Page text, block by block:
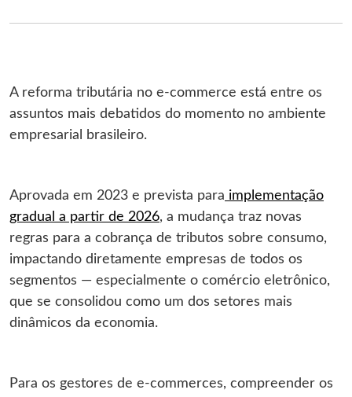
A reforma tributária no e-commerce está entre os
assuntos mais debatidos do momento no ambiente
empresarial brasileiro.
Aprovada em 2023 e prevista para implementação
gradual a partir de 2026, a mudança traz novas
regras para a cobrança de tributos sobre consumo,
impactando diretamente empresas de todos os
segmentos — especialmente o comércio eletrônico,
que se consolidou como um dos setores mais
dinâmicos da economia.
Para os gestores de e-commerces, compreender os